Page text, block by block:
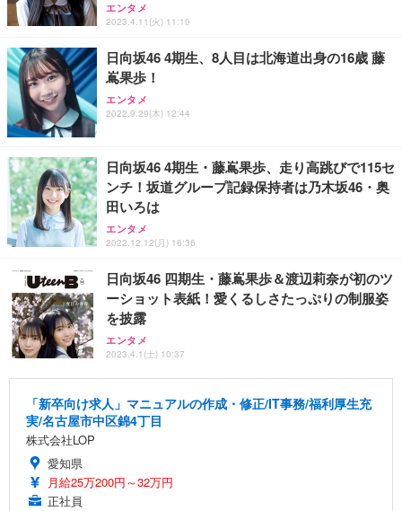
エンタメ
2023.4.11(火) 11:10
日向坂46 4期生、8人目は北海道出身の16歳 藤
嶌果歩！
エンタメ
2022.9.29(木) 12:44
日向坂46 4期生・藤嶌果歩、走り高跳びで115セ
ンチ！坂道グループ記録保持者は乃木坂46・奥
田いろは
エンタメ
2022.12.12(月) 16:36
日向坂46 四期生・藤嶌果歩＆渡辺莉奈が初のツ
ーショット表紙！愛くるしさたっぷりの制服姿
を披露
エンタメ
2023.4.1(土) 10:37
「新卒向け求人」マニュアルの作成・修正/IT事務/福利厚生充
実/名古屋市中区錦4丁目
株式会社LOP
愛知県
月給25万200円～32万円
正社員